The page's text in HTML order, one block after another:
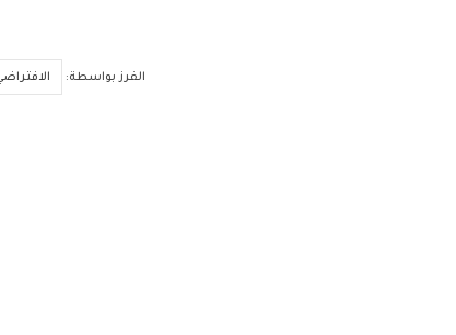
الفرز بواسطة: